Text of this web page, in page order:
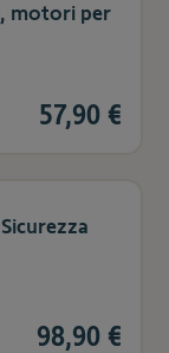
motori per
57,90 €
98,90 €